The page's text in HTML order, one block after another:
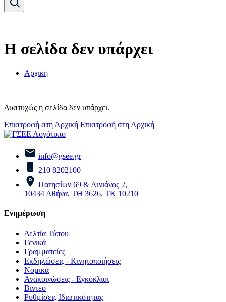
Η σελίδα δεν υπάρχει
Αρχική
Δυστυχώς η σελίδα δεν υπάρχει.
Επιστροφή στη Αρχική Επιστροφή στη Αρχική
info@gsee.gr
210 8202100
Πατησίων 69 & Αινιάνος 2,
10434 Αθήνα, ΤΘ 3626, ΤΚ 10210
Ενημέρωση
Δελτία Τύπου
Γενικά
Γραμματείες
Εκδηλώσεις - Κινητοποιήσεις
Νομικά
Ανακοινώσεις - Εγκύκλιοι
Βίντεο
Ρυθμίσεις Ιδιωτικότητας